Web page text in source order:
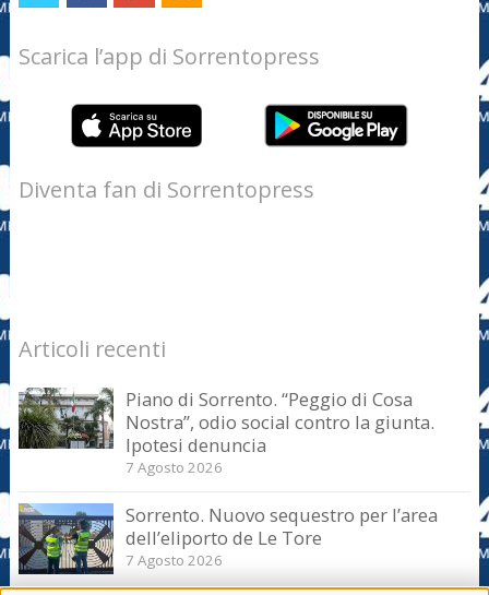
Scarica l’app di Sorrentopress
Diventa fan di Sorrentopress
Articoli recenti
Piano di Sorrento. “Peggio di Cosa
Nostra”, odio social contro la giunta.
Ipotesi denuncia
7 Agosto 2026
Sorrento. Nuovo sequestro per l’area
dell’eliporto de Le Tore
7 Agosto 2026